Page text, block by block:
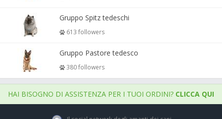
Gruppo Spitz tedeschi
613 followers
Gruppo Pastore tedesco
380 followers
HAI BISOGNO DI ASSISTENZA PER I TUOI ORDINI? CLICCA QUI